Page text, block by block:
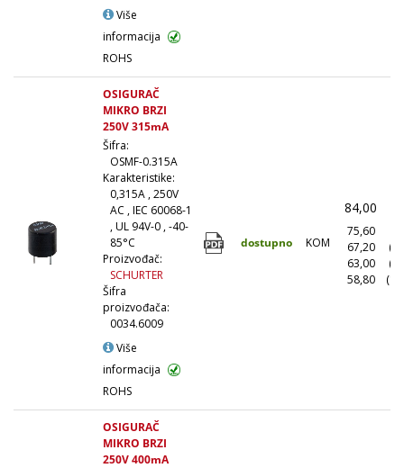
Više
informacija
ROHS
OSIGURAČ
MIKRO BRZI
250V 315mA
Šifra:
OSMF-0.315A
Karakteristike:
0,315A , 250V
AC , IEC 60068-1
, UL 94V-0 , -40-
85°C
Proizvođač:
SCHURTER
Šifra
proizvođača:
0034.6009
Više
informacija
ROHS
dostupno KOM
84,00
75,60
67,20
63,00
58,80
OSIGURAČ
MIKRO BRZI
250V 400mA